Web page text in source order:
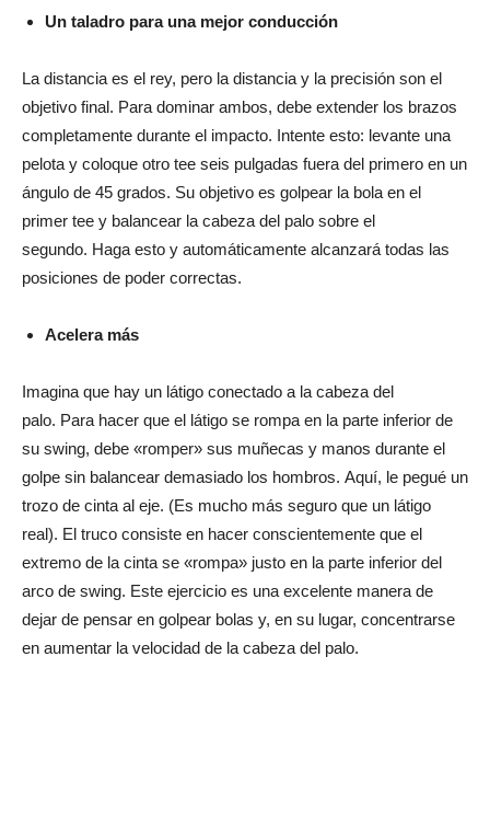
Un taladro para una mejor conducción
La distancia es el rey, pero la distancia y la precisión son el
objetivo final. Para dominar ambos, debe extender los brazos
completamente durante el impacto. Intente esto: levante una
pelota y coloque otro tee seis pulgadas fuera del primero en un
ángulo de 45 grados. Su objetivo es golpear la bola en el
primer tee y balancear la cabeza del palo sobre el
segundo. Haga esto y automáticamente alcanzará todas las
posiciones de poder correctas.
Acelera más
Imagina que hay un látigo conectado a la cabeza del
palo. Para hacer que el látigo se rompa en la parte inferior de
su swing, debe «romper» sus muñecas y manos durante el
golpe sin balancear demasiado los hombros. Aquí, le pegué un
trozo de cinta al eje. (Es mucho más seguro que un látigo
real). El truco consiste en hacer conscientemente que el
extremo de la cinta se «rompa» justo en la parte inferior del
arco de swing. Este ejercicio es una excelente manera de
dejar de pensar en golpear bolas y, en su lugar, concentrarse
en aumentar la velocidad de la cabeza del palo.